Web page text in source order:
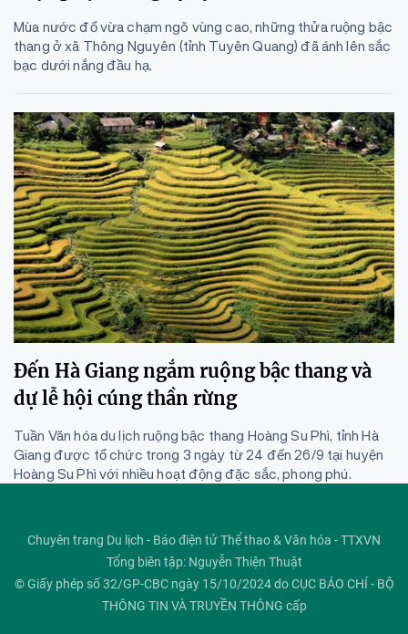
Mùa nước đổ vừa chạm ngõ vùng cao, những thửa ruộng bậc
thang ở xã Thông Nguyên (tỉnh Tuyên Quang) đã ánh lên sắc
bạc dưới nắng đầu hạ.
Đến Hà Giang ngắm ruộng bậc thang và
dự lễ hội cúng thần rừng
Tuần Văn hóa du lịch ruộng bậc thang Hoàng Su Phì, tỉnh Hà
Giang được tổ chức trong 3 ngày từ 24 đến 26/9 tại huyện
Hoàng Su Phì với nhiều hoạt động đặc sắc, phong phú.
Chuyên trang Du lịch - Báo điện tử Thể thao & Văn hóa - TTXVN
Tổng biên tập: Nguyễn Thiện Thuật
© Giấy phép số 32/GP-CBC ngày 15/10/2024 do CỤC BÁO CHÍ - BỘ
THÔNG TIN VÀ TRUYỀN THÔNG cấp